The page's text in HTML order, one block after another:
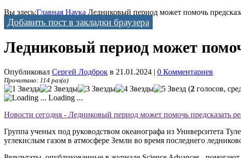
Вы здесь:Главная Наука Ледниковый период может помочь
Добавить пост в закладки браузера
Ледниковый период может
Опубликовал Сергей Лодброк в 21.01.2024 | 0 Комментариев
Прочитано: 114 раз(а)
(2 голосов,
Loading ...
Новости сегодня - Ледниковый период может помочь предсказать
Группа ученых под руководством океанографа из Университета
углекислым газом в атмосфере Земли во время последнего